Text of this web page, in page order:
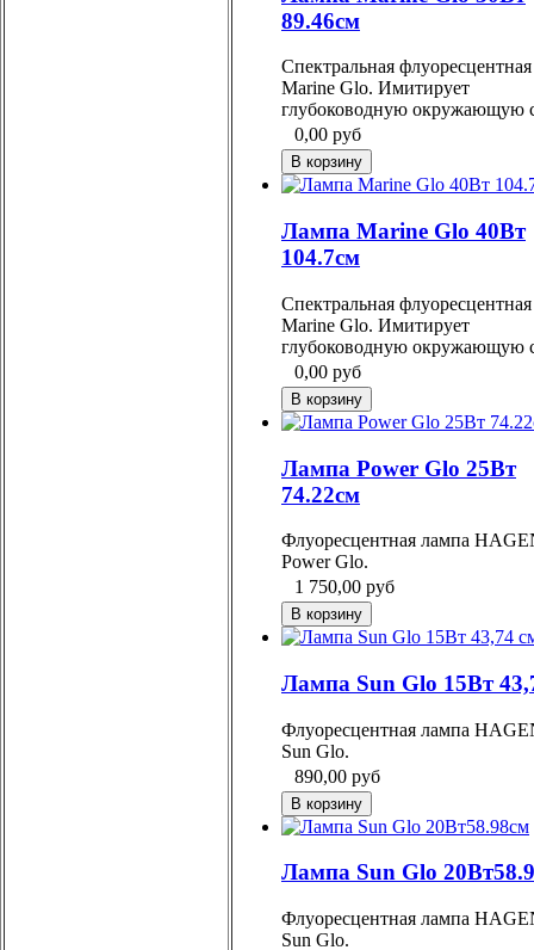
89.46см
Спектральная
Marine Glo. Имитирует
глубоководную окружающую
0,00 руб
Лампа Marine Glo 40Вт
104.7см
Спектральная
Marine Glo. Имитирует
глубоководную окружающую
0,00 руб
Лампа Power Glo 25Вт
74.22см
Флуоресцентная лампа
Power Glo.
1 750,00 руб
Лампа Sun Glo 15Вт
Флуоресцентная лампа
Sun Glo.
890,00 руб
Лампа Sun Glo
Флуоресцентная лампа
Sun Glo.